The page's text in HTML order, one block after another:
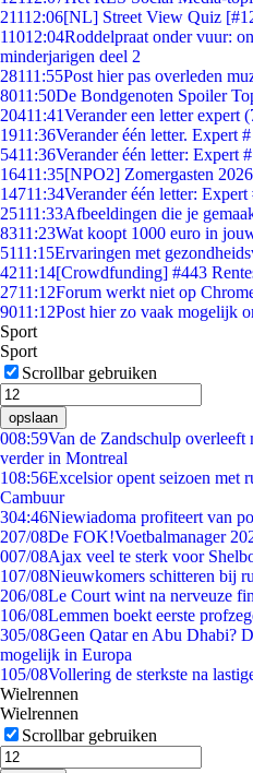
21112:06[NL] Street View Quiz
11012:04Roddelpraat onder vuur:
minderjarigen deel 2
28111:55Post hier pas overleden
8011:50De Bondgenoten Spoiler
20411:41Verander een letter expert
1911:36Verander één letter. Expert
5411:36Verander één letter: Expert
16411:35[NPO2] Zomergasten
14711:34Verander één letter:
25111:33Afbeeldingen die je
8311:23Wat koopt 1000 euro in
5111:15Ervaringen met
4211:14[Crowdfunding] #443
2711:12Forum werkt niet op
9011:12Post hier zo vaak mogelijk
Sport
Sport
Scrollbar gebruiken
opslaan
008:59Van de Zandschulp
verder in Montreal
108:56Excelsior opent seizoen met
Cambuur
304:46Niewiadoma profiteert van
207/08De FOK!Voetbalmanager
007/08Ajax veel te sterk voor
107/08Nieuwkomers schitteren bij
206/08Le Court wint na nerveuze
106/08Lemmen boekt eerste
305/08Geen Qatar en Abu Dhabi?
mogelijk in Europa
105/08Vollering de sterkste na
Wielrennen
Wielrennen
Scrollbar gebruiken